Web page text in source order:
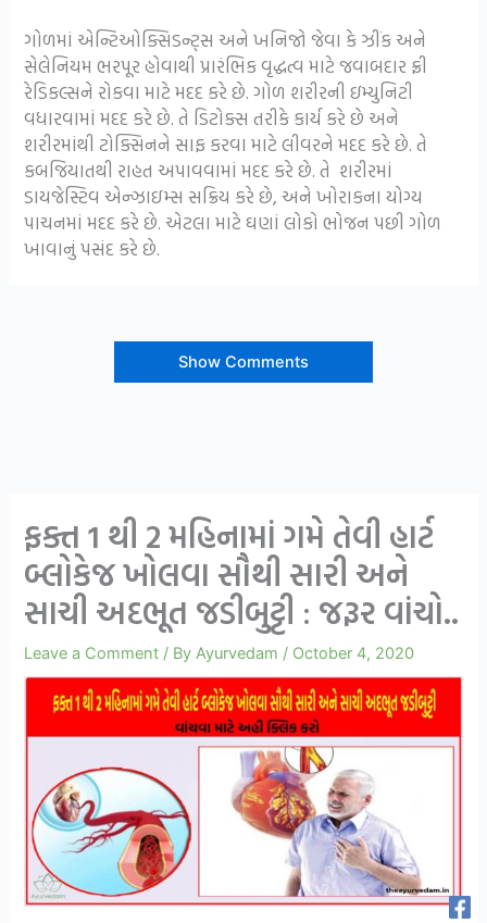
ગોળમાં એન્ટિઓક્સિડન્ટ્સ અને ખનિજો જેવા કે ઝીંક અને
સેલેનિયમ ભરપૂર હોવાથી પ્રારંભિક વૃદ્ધત્વ માટે જવાબદાર ફ્રી
રેડિકલ્સને રોકવા માટે મદદ કરે છે. ગોળ શરીરની ઇમ્યુનિટી
વધારવામાં મદદ કરે છે. તે ડિટોક્સ તરીકે કાર્ય કરે છે અને
શરીરમાંથી ટોક્સિનને સાફ કરવા માટે લીવરને મદદ કરે છે. તે
કબજિયાતથી રાહત અપાવવામાં મદદ કરે છે. તે શરીરમાં
ડાયજેસ્ટિવ એન્ઝાઇમ્સ સક્રિય કરે છે, અને ખોરાકના યોગ્ય
પાચનમાં મદદ કરે છે. એટલા માટે ઘણાં લોકો ભોજન પછી ગોળ
ખાવાનું પસંદ કરે છે.
Show Comments
ફક્ત 1 થી 2 મહિનામાં ગમે તેવી હાર્ટ
બ્લોકેજ ખોલવા સૌથી સારી અને
સાચી અદભૂત જડીબુટ્ટી : જરૂર વાંચો..
Leave a Comment / ByAyurvedam / October 4, 2020